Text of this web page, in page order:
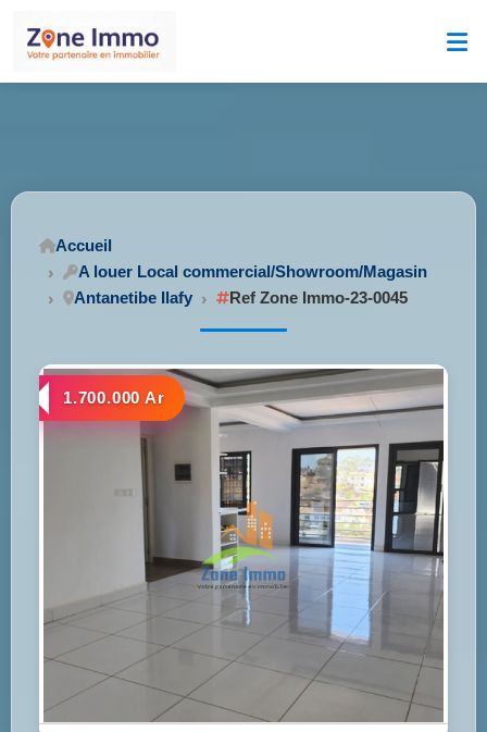
Accueil
A louer Local commercial/Showroom/Magasin
Antanetibe Ilafy
Ref Zone Immo-23-0045
1.700.000 Ar